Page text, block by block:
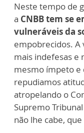
Neste tempo de
a CNBB tem se
vulneráveis da
empobrecidos. A
mais indefesas e
mesmo ímpeto e
repudiamos
atropelando o
Supremo
não lhe cabe,